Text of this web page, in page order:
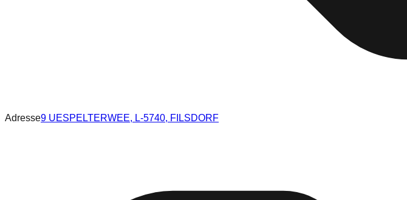
Adresse9 UESPELTERWEE, L-5740, FILSDORF